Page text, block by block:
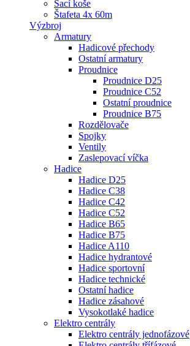
Sací koše
Štafeta 4x 60m
Výzbroj
Armatury
Hadicové přechody
Ostatní armatury
Proudnice
Proudnice D25
Proudnice C52
Ostatní proudnice
Proudnice B75
Rozdělovače
Spojky
Ventily
Zaslepovací víčka
Hadice
Hadice D25
Hadice C38
Hadice C42
Hadice C52
Hadice B65
Hadice B75
Hadice A110
Hadice hydrantové
Hadice sportovní
Hadice technické
Ostatní hadice
Hadice zásahové
Vysokotlaké hadice
Elektro centrály
Elektro centrály jednofázové